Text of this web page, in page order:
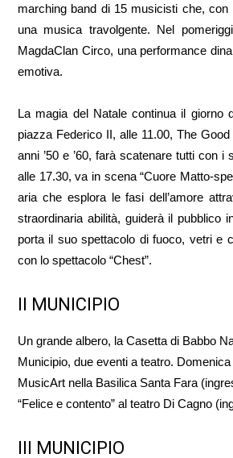
marching band di 15 musicisti che,
una musica travolgente. Nel
MagdaClan Circo, una performance
emotiva.
La magia del Natale continua il giorno
piazza Federico II, alle 11.00, The
anni ’50 e ’60, farà scatenare tutti con
alle 17.30, va in scena “Cuore Matto-
aria che esplora le fasi dell’amore
straordinaria abilità, guiderà il pubblico
porta il suo spettacolo di fuoco, vetri e
con lo spettacolo “Chest”.
II MUNICIPIO
Un grande albero, la Casetta di Babbo
Municipio, due eventi a teatro.
MusicArt nella Basilica Santa Fara
“Felice e contento” al teatro Di Cagno
III MUNICIPIO